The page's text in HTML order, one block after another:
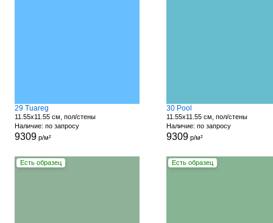
29 Tuareg
11.55x11.55 см, пол/стены
Наличие: по запросу
9309р/м²
30 Pool
11.55x11.55 см, пол/стены
Наличие: по запросу
9309р/м²
Есть образец Есть образец